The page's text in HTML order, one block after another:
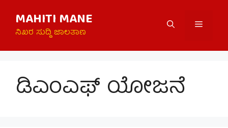
content
MAHITI MANE
ನಿಖರ ಸುದ್ದಿ ಜಾಲತಾಣ
Menu
ಡಿಎಂಎಫ್ ಯೋಜನೆ